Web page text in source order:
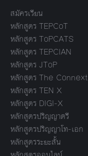
สมัครเรียน
หลักสูตร TEPCoT
หลักสูตร ToPCATS
หลักสูตร TEPCIAN
หลักสูตร JToP
หลักสูตร The Connext
หลักสูตร TEN X
หลักสูตร DIGI-X
หลักสูตรปริญญาตรี
หลักสูตรปริญญาโท-เอก
หลักสูตรระยะสั้น